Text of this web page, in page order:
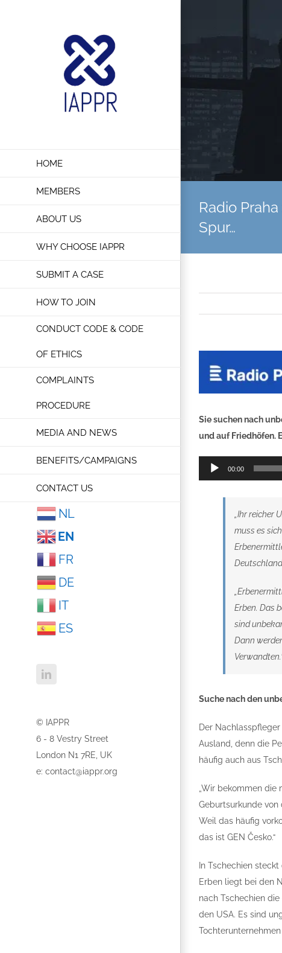
HOME
MEMBERS
ABOUT US
WHY CHOOSE IAPPR
SUBMIT A CASE
HOW TO JOIN
CONDUCT CODE & CODE
OF ETHICS
COMPLAINTS
PROCEDURE
MEDIA AND NEWS
BENEFITS/CAMPAIGNS
CONTACT US
NL
EN
FR
DE
IT
ES
LinkedIn
© IAPPR
6 - 8 Vestry Street
London N1 7RE, UK
e: contact@iappr.org
Radio
Spur…
Sie suchen nach
und auf Friedhöfen.
Audio
Player
00:00
„Ihr reicher
muss es
Erben. Das
sind
Dann
Suche nach den
Der
Ausland, denn die
häufig auch aus
„Wir bekommen
Geburtsurkunde von
Weil das häufig
das ist GEN Česko.“
In Tschechien
Erben liegt bei den
nach Tschechien
den USA. Es sind